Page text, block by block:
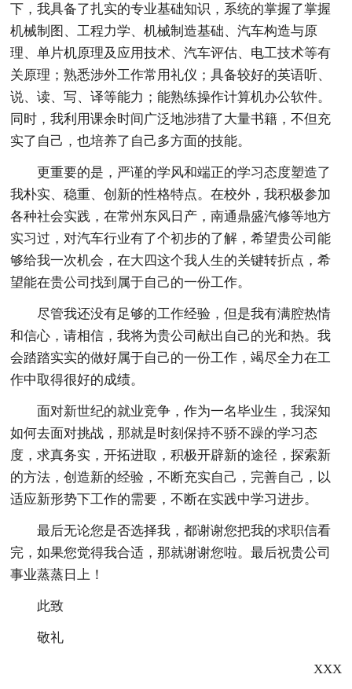
下，我具备了扎实的专业基础知识，系统的掌握了掌握
机械制图、工程力学、机械制造基础、汽车构造与原
理、单片机原理及应用技术、汽车评估、电工技术等有
关原理；熟悉涉外工作常用礼仪；具备较好的英语听、
说、读、写、译等能力；能熟练操作计算机办公软件。
同时，我利用课余时间广泛地涉猎了大量书籍，不但充
实了自己，也培养了自己多方面的技能。
更重要的是，严谨的学风和端正的学习态度塑造了
我朴实、稳重、创新的性格特点。在校外，我积极参加
各种社会实践，在常州东风日产，南通鼎盛汽修等地方
实习过，对汽车行业有了个初步的了解，希望贵公司能
够给我一次机会，在大四这个我人生的关键转折点，希
望能在贵公司找到属于自己的一份工作。
尽管我还没有足够的工作经验，但是我有满腔热情
和信心，请相信，我将为贵公司献出自己的光和热。我
会踏踏实实的做好属于自己的一份工作，竭尽全力在工
作中取得很好的成绩。
面对新世纪的就业竞争，作为一名毕业生，我深知
如何去面对挑战，那就是时刻保持不骄不躁的学习态
度，求真务实，开拓进取，积极开辟新的途径，探索新
的方法，创造新的经验，不断充实自己，完善自己，以
适应新形势下工作的需要，不断在实践中学习进步。
最后无论您是否选择我，都谢谢您把我的求职信看
完，如果您觉得我合适，那就谢谢您啦。最后祝贵公司
事业蒸蒸日上！
此致
敬礼
XXX